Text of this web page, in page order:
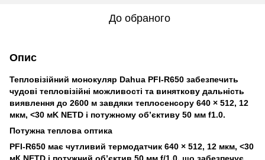
До обраного
Опис
Тепловізійний монокуляр Dahua PFI-R650 забезпечить
чудові тепловізійні можливості та виняткову дальність
виявлення до 2600 м завдяки теплосенсору 640 × 512, 12
мкм, <30 мK NETD і потужному об’єктиву 50 мм f1.0.
Потужна теплова оптика
PFI-R650 має чутливий термодатчик 640 × 512, 12 мкм, <30
мК NETD і потужний об’єктив 50 мм f/1.0, що забезпечує